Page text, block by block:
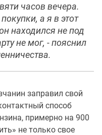
часов вечера.
а я в этот
находился не под
не мог, - пояснил
заправил свой
способ
примерно на 900
не только свое